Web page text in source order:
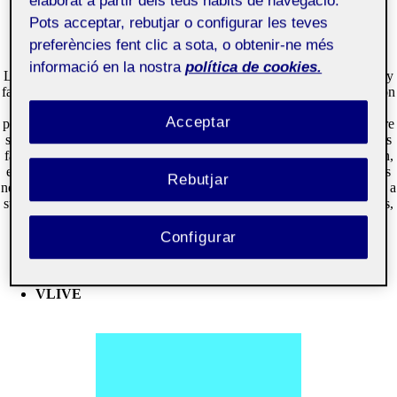
La aplicación de Instagram es una de las mas utilizadas por los Idols y
fans del Kpop. En el caso de los Idols la utilizan para comunicarse con
promociones de marcas con las que colaboran, ademas de avisar sobre
sus próximos lanzamientos de álbumes o canciones. En el caso de los
fans esta app la utilizan para seguir a sus bias o grupos que les gustan,
existen millones de cuestas de usuarios en las que cuentan las ultimas
novedades de todo el mundo Kpop, también hay cuentas para apoyar a
sus Idols, ademas cuando sus idols suben fotos a sus cuentas oficiales,
todo comentas sus fotos como demostración de apoyo.
VLIVE
Pots acceptar, rebutjar o configurar les teves
preferències fent clic a sota, o obtenir-ne més
informació en la nostra política de cookies.
Rebutjar
Acceptar
Configurar